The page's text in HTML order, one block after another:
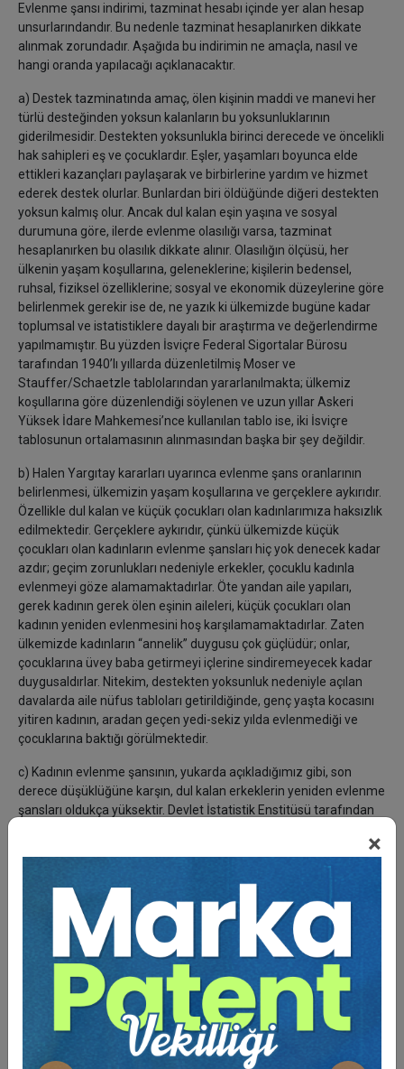
×
Evlenme şansı indirimi, tazminat hesabı içinde yer alan hesap
unsurlarındandır. Bu nedenle tazminat hesaplanırken dikkate
alınmak zorundadır. Aşağıda bu indirimin ne amaçla, nasıl ve
hangi oranda yapılacağı açıklanacaktır.
a) Destek tazminatında amaç, ölen kişinin maddi ve manevi her
türlü desteğinden yoksun kalanların bu yoksunluklarının
giderilmesidir. Destekten yoksunlukla birinci derecede ve öncelikli
hak sahipleri eş ve çocuklardır. Eşler, yaşamları boyunca elde
ettikleri kazançları paylaşarak ve birbirlerine yardım ve hizmet
ederek destek olurlar. Bunlardan biri öldüğünde diğeri destekten
yoksun kalmış olur. Ancak dul kalan eşin yaşına ve sosyal
durumuna göre, ilerde evlenme olasılığı varsa, tazminat
hesaplanırken bu olasılık dikkate alınır. Olasılığın ölçüsü, her
ülkenin yaşam koşullarına, geleneklerine; kişilerin bedensel,
ruhsal, fiziksel özelliklerine; sosyal ve ekonomik düzeylerine göre
belirlenmek gerekir ise de, ne yazık ki ülkemizde bugüne kadar
toplumsal ve istatistiklere dayalı bir araştırma ve değerlendirme
yapılmamıştır. Bu yüzden İsviçre Federal Sigortalar Bürosu
tarafından 1940’lı yıllarda düzenletilmiş Moser ve
Stauffer/Schaetzle tablolarından yararlanılmakta; ülkemiz
koşullarına göre düzenlendiği söylenen ve uzun yıllar Askeri
Yüksek İdare Mahkemesi’nce kullanılan tablo ise, iki İsviçre
tablosunun ortalamasının alınmasından başka bir şey değildir.
b) Halen Yargıtay kararları uyarınca evlenme şans oranlarının
belirlenmesi, ülkemizin yaşam koşullarına ve gerçeklere aykırıdır.
Özellikle dul kalan ve küçük çocukları olan kadınlarımıza haksızlık
edilmektedir. Gerçeklere aykırıdır, çünkü ülkemizde küçük
çocukları olan kadınların evlenme şansları hiç yok denecek kadar
azdır; geçim zorunlukları nedeniyle erkekler, çocuklu kadınla
evlenmeyi göze alamamaktadırlar. Öte yandan aile yapıları,
gerek kadının gerek ölen eşinin aileleri, küçük çocukları olan
kadının yeniden evlenmesini hoş karşılamamaktadırlar. Zaten
ülkemizde kadınların “annelik” duygusu çok güçlüdür; onlar,
çocuklarına üvey baba getirmeyi içlerine sindiremeyecek kadar
duygusaldırlar. Nitekim, destekten yoksunluk nedeniyle açılan
davalarda aile nüfus tabloları getirildiğinde, genç yaşta kocasını
yitiren kadının, aradan geçen yedi-sekiz yılda evlenmediği ve
çocuklarına baktığı görülmektedir.
c) Kadının evlenme şansının, yukarda açıkladığımız gibi, son
derece düşüklüğüne karşın, dul kalan erkeklerin yeniden evlenme
şansları oldukça yüksektir. Devlet İstatistik Enstitüsü tarafından
kadınlara oranla, yeniden evlenme olasılıklarının %77,13 oranında
daha yüksek olduğu sonucuna varılmıştır. Bunun ne derece
sağlıklı bir saptama olduğu hususunda kuşkularımız varsa da, bu
oranın Moser, Stauffer/Schaetzle ve AYİM’in kadınlar için
düzenledikleri tablolara uygulanması sonucu ortaya çıkan
“erkekler için evlenme olasılıkları” tabloları kullanılmaktadır.
d) Dul eşin yeniden evlenme şansı, olay tarihine göre değil,
hüküm tarihine en yakın hesaplama (rapor düzenleme) tarihine
göre belirlenmelidir. Daha açık anlatımla,dul eşin olay
tarihindeki yaşına göre değil, hüküm tarihine en yakın